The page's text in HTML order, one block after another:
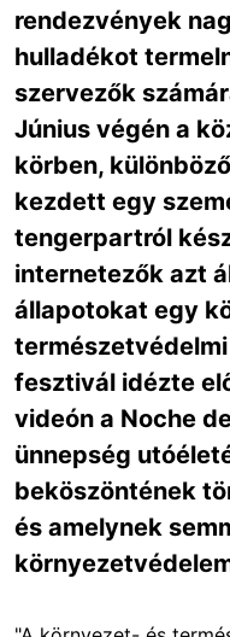
rendezvények
hulladékot
szervezők
Június végén a
körben,
kezdett egy
tengerpartról
internetezők azt
állapotokat egy
fesztivál idézte
videón a Noche
ünnepség
beköszöntének
és amelynek